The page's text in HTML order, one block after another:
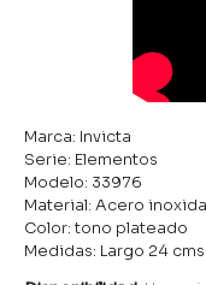
Marca: Invicta
Serie: Elementos
Modelo: 33976
Material: Acero
Color: tono plateado
Medidas: Largo 24 cms